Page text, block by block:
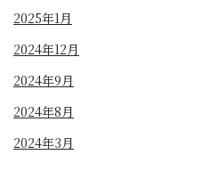
2025年1月
2024年12月
2024年9月
2024年8月
2024年3月